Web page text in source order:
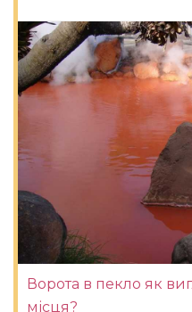
Ворота в пекло як
місця?